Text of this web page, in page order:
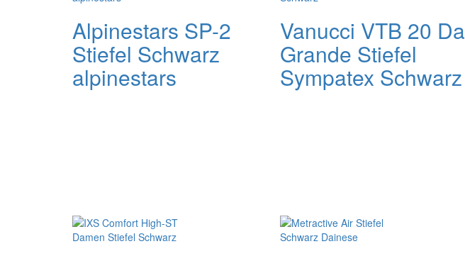
Alpinestars SP-2
Stiefel Schwarz
alpinestars
Vanucci VTB 20 Da
Grande Stiefel
Sympatex Schwarz